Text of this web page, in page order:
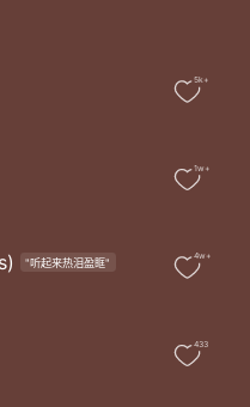
か？
电
Mind
No-No
ぶつかってゆけば SHOW MUST GO ON！
5k+
1w+
"听起来热泪盈眶" 4w+
433